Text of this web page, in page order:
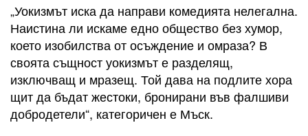
„Уокизмът иска да направи комедията нелегална.
Наистина ли искаме едно общество без хумор,
което изобилства от осъждение и омраза? В
своята същност уокизмът е разделящ,
изключващ и мразещ. Той дава на подлите хора
щит да бъдат жестоки, бронирани във фалшиви
добродетели“, категоричен е Мъск.